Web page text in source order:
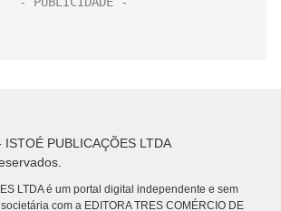
PUBLICAÇÕES LTDA
LTDA é um portal digital independente e sem
com a EDITORA TRES COMÉRCIO DE